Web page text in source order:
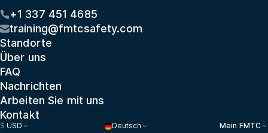
+1 337 451 4685
training@fmtcsafety.com
Standorte
Über uns
FAQ
Nachrichten
Arbeiten Sie mit uns
Kontakt
$ USD Deutsch
Mein FMTC